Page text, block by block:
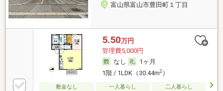
富山県富山市豊田町１丁目
5.50万円
管理費5,000円
なし
1ヶ月
1階 / 1LDK（30.44m2）
敷金なし 一人暮らし
二人暮らし